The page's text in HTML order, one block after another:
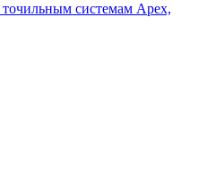
системам Apex,